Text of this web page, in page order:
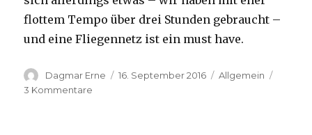
flottem Tempo über drei Stunden gebraucht –
und eine Fliegennetz ist ein must have.
Autor
Dagmar Erne
Veröffentlicht
16. September 2016 Kategorien
Allgemein
3 Kommentare